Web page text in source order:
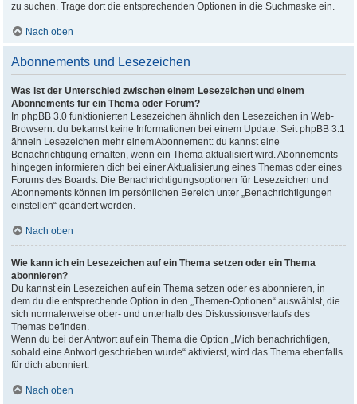
zu suchen. Trage dort die entsprechenden Optionen in die Suchmaske ein.
Nach oben
Abonnements und Lesezeichen
Was ist der Unterschied zwischen einem Lesezeichen und einem
Abonnements für ein Thema oder Forum?
In phpBB 3.0 funktionierten Lesezeichen ähnlich den Lesezeichen in Web-
Browsern: du bekamst keine Informationen bei einem Update. Seit phpBB 3.1
ähneln Lesezeichen mehr einem Abonnement: du kannst eine
Benachrichtigung erhalten, wenn ein Thema aktualisiert wird. Abonnements
hingegen informieren dich bei einer Aktualisierung eines Themas oder eines
Forums des Boards. Die Benachrichtigungsoptionen für Lesezeichen und
Abonnements können im persönlichen Bereich unter „Benachrichtigungen
einstellen“ geändert werden.
Nach oben
Wie kann ich ein Lesezeichen auf ein Thema setzen oder ein Thema
abonnieren?
Du kannst ein Lesezeichen auf ein Thema setzen oder es abonnieren, in
dem du die entsprechende Option in den „Themen-Optionen“ auswählst, die
sich normalerweise ober- und unterhalb des Diskussionsverlaufs des
Themas befinden.
Wenn du bei der Antwort auf ein Thema die Option „Mich benachrichtigen,
sobald eine Antwort geschrieben wurde“ aktivierst, wird das Thema ebenfalls
für dich abonniert.
Nach oben